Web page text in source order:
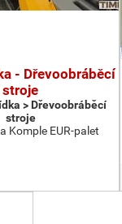
- Dřevoobráběcí
stroje
> Dřevoobráběcí
stroje
Komple EUR-palet